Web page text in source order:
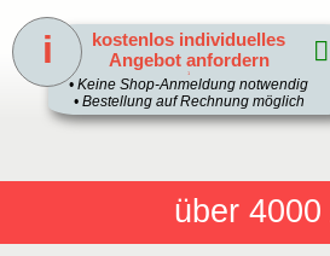
über 4000
Home
kostenlos individuelles
Angebot anfordern
1
• Keine Shop-Anmeldung notwendig
• Bestellung auf Rechnung möglich
i